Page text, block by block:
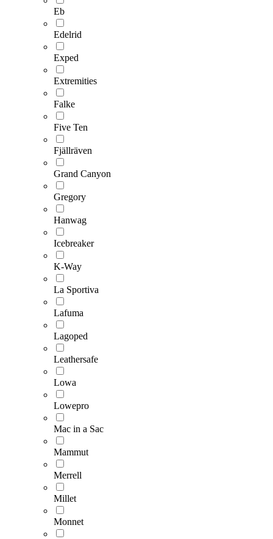
Eb
Edelrid
Exped
Extremities
Falke
Five Ten
Fjällräven
Grand Canyon
Gregory
Hanwag
Icebreaker
K-Way
La Sportiva
Lafuma
Lagoped
Leathersafe
Lowa
Lowepro
Mac in a Sac
Mammut
Merrell
Millet
Monnet